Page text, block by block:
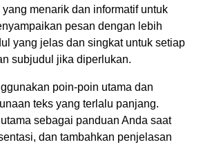
menarik dan informatif untuk
pesan dengan lebih
yang jelas dan singkat untuk setiap
subjudul jika diperlukan.
poin-poin utama dan
teks yang terlalu panjang.
sebagai panduan Anda saat
dan tambahkan penjelasan